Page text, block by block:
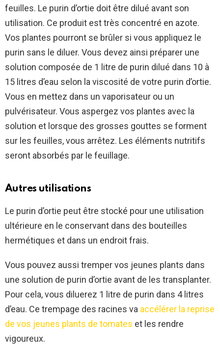
feuilles. Le purin d’ortie doit être dilué avant son
utilisation. Ce produit est très concentré en azote.
Vos plantes pourront se brûler si vous appliquez le
purin sans le diluer. Vous devez ainsi préparer une
solution composée de 1 litre de purin dilué dans 10 à
15 litres d’eau selon la viscosité de votre purin d’ortie.
Vous en mettez dans un vaporisateur ou un
pulvérisateur. Vous aspergez vos plantes avec la
solution et lorsque des grosses gouttes se forment
sur les feuilles, vous arrêtez. Les éléments nutritifs
seront absorbés par le feuillage.
Autres utilisations
Le purin d’ortie peut être stocké pour une utilisation
ultérieure en le conservant dans des bouteilles
hermétiques et dans un endroit frais.
Vous pouvez aussi tremper vos jeunes plants dans
une solution de purin d’ortie avant de les transplanter.
Pour cela, vous diluerez 1 litre de purin dans 4 litres
d’eau. Ce trempage des racines va accélérer la reprise
de vos jeunes plants de tomates et les rendre
vigoureux.